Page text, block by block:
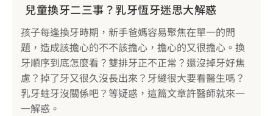
兒童換牙二三事？乳牙恆牙迷思大解惑
孩子每逢換牙時期，新手爸媽容易聚焦在單一的問
題，造成該擔心的不不該擔心，擔心的又很擔心。換
牙順序到底怎麼看？雙排牙正不正常？還沒掉牙好焦
慮？掉了牙又很久沒長出來？牙縫很大要看醫生嗎？
乳牙蛀牙沒關係吧？等疑惑，這篇文章許醫師就來一
一解惑。